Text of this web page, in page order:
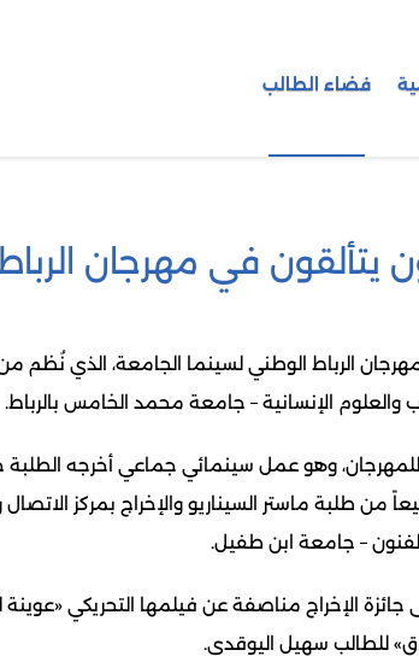
فضاء الطالب
يتألقون في مهرجان
والعلوم الإنسانية – جامعة محمد الخامس بالرباط.
للمهرجان، وهو عمل سينمائي جماعي أخرجه الطلبة
من طلبة ماستر السيناريو والإخراج بمركز الاتصال
– جامعة ابن طفيل.
الإخراج مناصفة عن فيلمها التحريكي
للطالب سهيل اليوقدي.